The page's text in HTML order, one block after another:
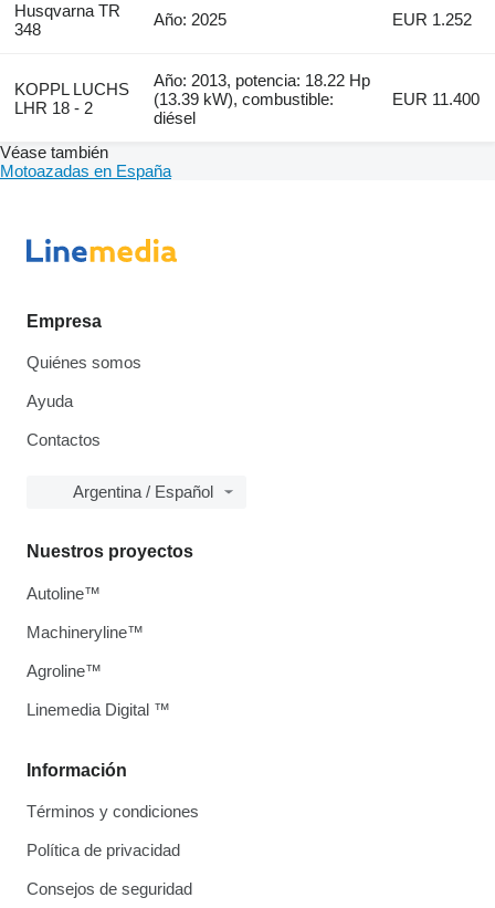
Husqvarna TR
348
Año: 2025 EUR 1.252
KOPPL LUCHS
LHR 18 - 2
Año: 2013, potencia: 18.22 Hp
(13.39 kW), combustible:
diésel
EUR 11.400
Véase también
Motoazadas en España
Empresa
Quiénes somos
Ayuda
Contactos
Argentina / Español
Información
Términos y condiciones
Política de privacidad
Consejos de seguridad
Nuestros proyectos
Autoline™
Machineryline™
Agroline™
Linemedia Digital ™